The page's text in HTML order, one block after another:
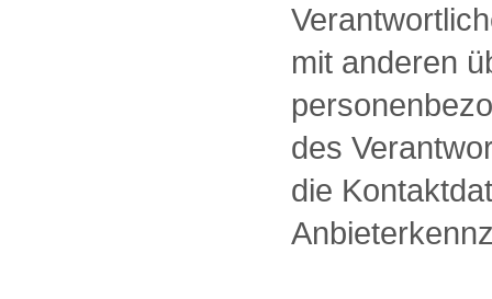
mit anderen
des
die